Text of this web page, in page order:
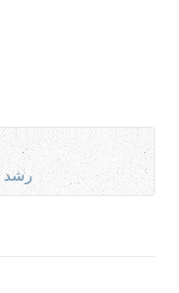
رشد